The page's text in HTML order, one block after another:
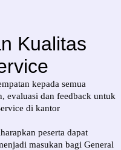
Kualitas
kepada semua
evaluasi dan feedback untuk
di kantor
peserta dapat
masukan bagi General